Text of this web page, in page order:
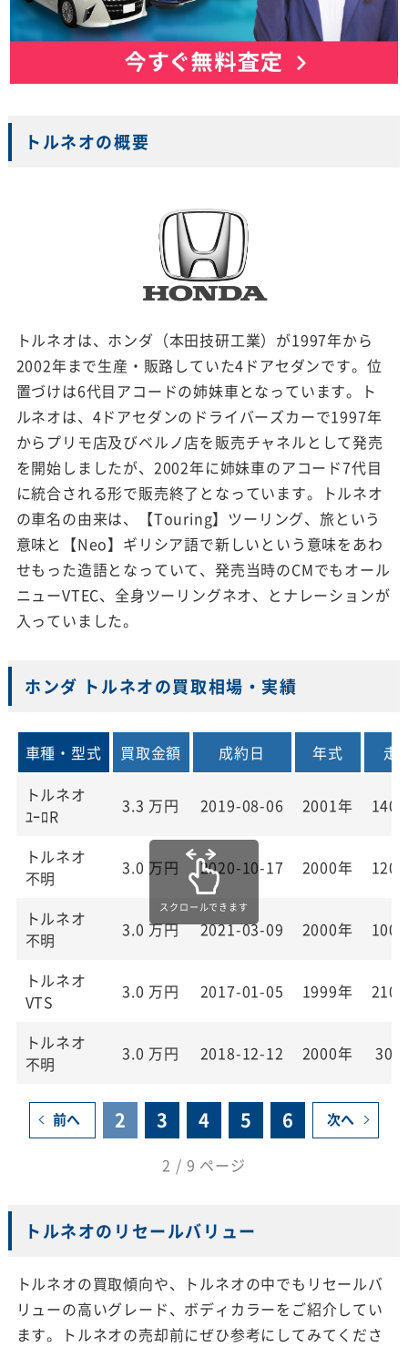
トルネオの概要
トルネオは、ホンダ（本田技研工業）が1997年から
2002年まで生産・販路していた4ドアセダンです。位
置づけは6代目アコードの姉妹車となっています。ト
ルネオは、4ドアセダンのドライバーズカーで1997年
からプリモ店及びベルノ店を販売チャネルとして発売
を開始しましたが、2002年に姉妹車のアコード7代目
に統合される形で販売終了となっています。トルネオ
の車名の由来は、【Touring】ツーリング、旅という
意味と【Neo】ギリシア語で新しいという意味をあわ
せもった造語となっていて、発売当時のCMでもオール
ニューVTEC、全身ツーリングネオ、とナレーションが
入っていました。
ホンダ トルネオの買取相場・実績
車種・型式 買取金額 成約日 年式
走
トルネオ
ﾕｰﾛR
3.3 万円 2019-08-06 2001年
トルネオ
不明
3.0 万円 2020-10-17 2000年
トルネオ
不明
3.0 万円 2021-03-09 2000年
トルネオ
VTS
3.0 万円 2017-01-05 1999年
トルネオ
不明
3.0 万円 2018-12-12 2000年
前へ 2 3 4 5 6 次へ
2 / 9 ページ
トルネオのリセールバリュー
トルネオの買取傾向や、トルネオの中でもリセールバ
リューの高いグレード、ボディカラーをご紹介してい
ます。トルネオの売却前にぜひ参考にしてみてくださ